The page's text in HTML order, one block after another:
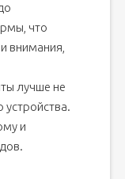
что
внимания,
лучше не
устройства.
и